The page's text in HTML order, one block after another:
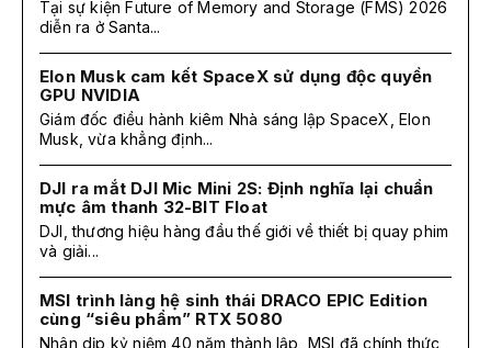
Tại sự kiện Future of Memory and Storage (FMS) 2026
diễn ra ở Santa...
Elon Musk cam kết SpaceX sử dụng độc quyền
GPU NVIDIA
Giám đốc điều hành kiêm Nhà sáng lập SpaceX, Elon
Musk, vừa khẳng định...
DJI ra mắt DJI Mic Mini 2S: Định nghĩa lại chuẩn
mực âm thanh 32-BIT Float
DJI, thương hiệu hàng đầu thế giới về thiết bị quay phim
và giải...
MSI trình làng hệ sinh thái DRACO EPIC Edition
cùng “siêu phẩm” RTX 5080
Nhân dịp kỷ niệm 40 năm thành lập, MSI đã chính thức